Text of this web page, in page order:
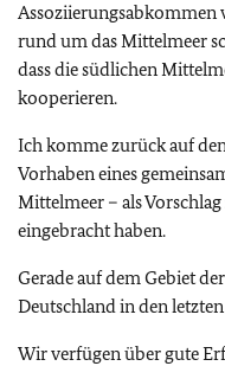
Assoziierungsabkommen
rund um das Mittelmeer
dass die südlichen
kooperieren.
Ich komme zurück auf
Vorhaben eines
Mittelmeer – als
eingebracht haben.
Gerade auf dem Gebiet
Deutschland in den
Wir verfügen über gute